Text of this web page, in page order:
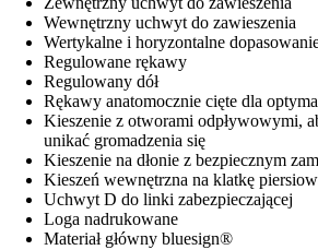
Wewnętrzny uchwyt do zawieszenia
Wertykalne i horyzontalne
Regulowane rękawy
Regulowany dół
Rękawy anatomocznie cięte dla
Kieszenie z otworami odpływowymi,
unikać gromadzenia się
Kieszenie na dłonie z bezpiecznym
Kieszeń wewnętrzna na klatkę
Uchwyt D do linki zabezpieczającej
Loga nadrukowane
Materiał główny bluesign®